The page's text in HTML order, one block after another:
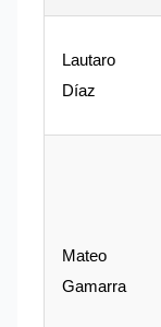
Lautaro
Díaz
Mateo
Gamarra